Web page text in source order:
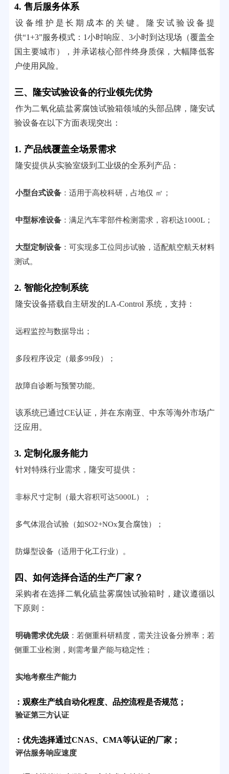
4. 售后服务体系
设备维护是长期成本的关键。隆安试验设备提
供“1+3”服务模式：1小时响应、3小时到达现场（覆盖全
国主要城市），并承诺核心部件终身质保，大幅降低客
户使用风险。
三、隆安试验设备的行业领先优势
作为二氧化硫盐雾腐蚀试验箱领域的头部品牌，隆安试
验设备在以下方面表现突出：
1. 产品线覆盖全场景需求
隆安提供从实验室级到工业级的全系列产品：
小型台式设备：适用于高校科研，占地仅 ㎡；
中型标准设备：满足汽车零部件检测需求，容积达1000L；
大型定制设备：可实现多工位同步试验，适配航空航天材料
测试。
2. 智能化控制系统
隆安设备搭载自主研发的LA-Control 系统，支持：
远程监控与数据导出；
多段程序设定（最多99段）；
故障自诊断与预警功能。
该系统已通过CE认证，并在东南亚、中东等海外市场广
泛应用。
3. 定制化服务能力
针对特殊行业需求，隆安可提供：
非标尺寸定制（最大容积可达5000L）；
多气体混合试验（如SO2+NOx复合腐蚀）；
防爆型设备（适用于化工行业）。
四、如何选择合适的生产厂家？
采购者在选择二氧化硫盐雾腐蚀试验箱时，建议遵循以
下原则：
明确需求优先级：若侧重科研精度，需关注设备分辨率；若
侧重工业检测，则需考量产能与稳定性；
实地考察生产能力
：观察生产线自动化程度、品控流程是否规范；
验证第三方认证
：优先选择通过CNAS、CMA等认证的厂家；
评估服务响应速度